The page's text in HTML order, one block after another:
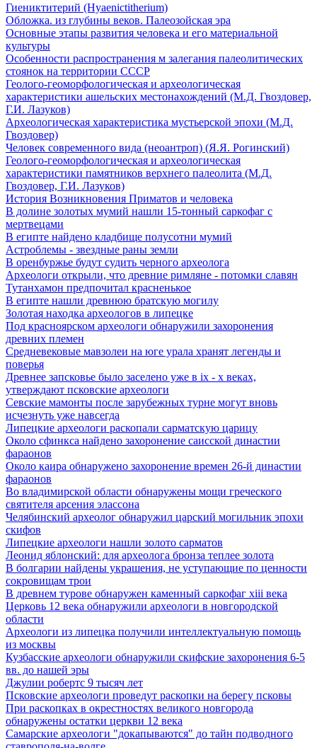
Гиениктитерий (Hyaenictitherium)
Обложка. из глубины веков. Палеозойская эра
Основные этапы развития человека и его материальной
культуры
Особенности распространения м залегания палеолитических
стоянок на территории СССР
Геолого-геоморфологическая и археологическая
характеристики ашельских местонахождений (М.Д. Гвоздовер,
Г.И. Лазуков)
Археологическая характеристика мустьерской эпохи (М.Д.
Гвоздовер)
Человек современного вида (неоантроп) (Я.Я. Рогинский)
Геолого-геоморфологическая и археологическая
характеристики памятников верхнего палеолита (М.Д.
Гвоздовер, Г.И. Лазуков)
История Возникновения Приматов и человека
В долине золотых мумий нашли 15-тонный саркофаг с
мертвецами
В египте найдено кладбище полусотни мумий
Астроблемы - звездные раны земли
В оренбуржье будут судить черного археолога
Археологи открыли, что древние римляне - потомки славян
Тутанхамон предпочитал красненькое
В египте нашли древнюю братскую могилу
Золотая находка археологов в липецке
Под красноярском археологи обнаружили захоронения
древних племен
Средневековые мавзолеи на юге урала хранят легенды и
поверья
Древнее запсковье было заселено уже в ix - x веках,
утверждают псковские археологи
Севские мамонты после зарубежных турне могут вновь
исчезнуть уже навсегда
Липецкие археологи раскопали сарматскую царицу
Около сфинкса найдено захоронение саисской династии
фараонов
Около каира обнаружено захоронение времен 26-й династии
фараонов
Во владимирской области обнаружены мощи греческого
святителя арсения элассона
Челябинский археолог обнаружил царский могильник эпохи
скифов
Липецкие археологи нашли золото сарматов
Леонид яблонский: для археолога бронза теплее золота
В болгарии найдены украшения, не уступающие по ценности
сокровищам трои
В древнем турове обнаружен каменный саркофаг xiii века
Церковь 12 века обнаружили археологи в новгородской
области
Археологи из липецка получили интеллектуальную помощь
из москвы
Кузбасские археологи обнаружили скифские захоронения 6-5
вв. до нашей эры
Джулии робертс 9 тысяч лет
Псковские археологи проведут раскопки на берегу псковы
При раскопках в окрестностях великого новгорода
обнаружены остатки церкви 12 века
Самарские археологи "докапываются" до тайн подводного